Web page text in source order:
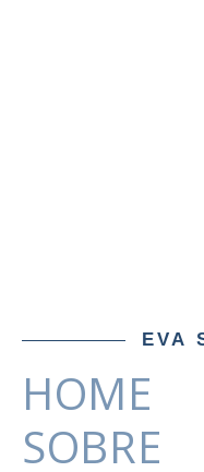
EVA
HOME
SOBRE